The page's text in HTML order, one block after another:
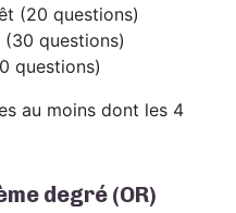
(20 questions)
questions)
questions)
au moins dont les 4
degré (OR)